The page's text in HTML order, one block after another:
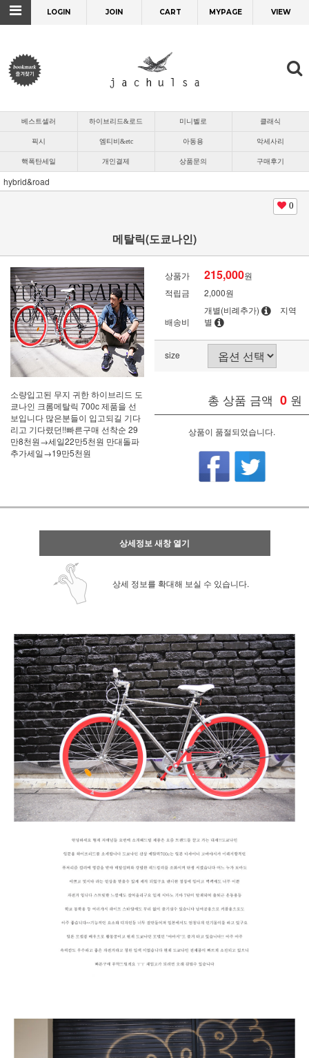
LOGIN JOIN CART MYPAGE VIEW
베스트셀러 하이브리드&로드 미니벨로 클래식
픽시 엠티비&etc 아동용 악세사리
핵폭탄세일 개인결제 상품문의 구매후기
hybrid&road
0
메탈릭(도쿄나인)
소량입고된 무지 귀한 하이브리드 도
쿄나인 크롬메탈릭 700c 제품을 선
보입니다 많은분들이 입고되길 기다
리고 기다렸던!!빠른구매 선착순 29
만8천원→세일22만5천원 만대돌파
추가세일→19만5천원
상품가 215,000원
적립금
2,000원
배송비
개별(비례추가)
지역
별
size
총 상품 금액 0 원
상품이 품절되었습니다.
상세정보 새창 열기
상세 정보를 확대해 보실 수 있습니다.